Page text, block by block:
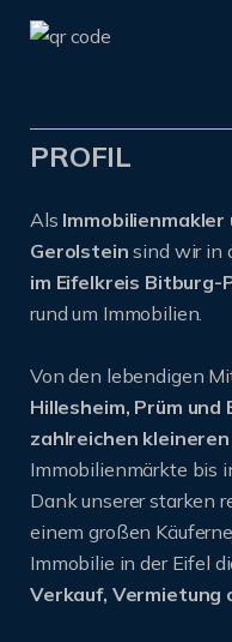
PROFIL
Als
Gerolsteinsind wir in
im Eifelkreis Bitburg-
rund um Immobilien.
Von den lebendigen
Hillesheim, Prüm und
zahlreichen
Immobilienmärkte bis
Dank unserer starken
einem großen
Immobilie in der Eifel
Verkauf, Vermietung